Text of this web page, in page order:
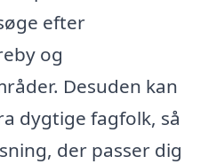
efter
og
Desuden kan
dygtige fagfolk, så
der passer dig